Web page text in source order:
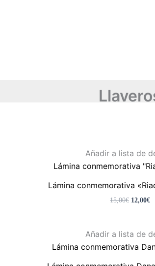
Añadir a lista de
Lámina conmemorativa
15,00€
El
original
15,00€.
12,00€
Añadir a lista de
El
original